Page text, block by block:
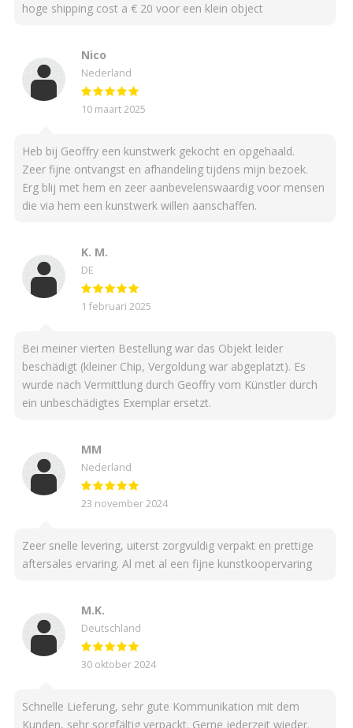
hoge shipping cost a € 20 voor een klein object
Nico
Nederland
10 maart 2025
Heb bij Geoffry een kunstwerk gekocht en opgehaald.
Zeer fijne ontvangst en afhandeling tijdens mijn bezoek.
Erg blij met hem en zeer aanbevelenswaardig voor mensen
die via hem een kunstwerk willen aanschaffen.
K. M.
DE
1 februari 2025
Bei meiner vierten Bestellung war das Objekt leider
beschädigt (kleiner Chip, Vergoldung war abgeplatzt). Es
wurde nach Vermittlung durch Geoffry vom Künstler durch
ein unbeschädigtes Exemplar ersetzt.
MM
Nederland
23 november 2024
Zeer snelle levering, uiterst zorgvuldig verpakt en prettige
aftersales ervaring. Al met al een fijne kunstkoopervaring
M.K.
Deutschland
30 oktober 2024
Schnelle Lieferung, sehr gute Kommunikation mit dem
Kunden, sehr sorgfältig verpackt. Gerne jederzeit wieder.